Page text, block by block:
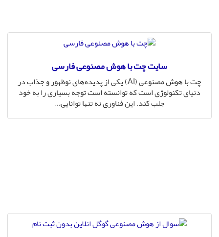
سایت چت با هوش مصنوعی فارسی
چت با هوش مصنوعی (AI) یکی از پدیده‌های نوظهور و جذاب در
دنیای تکنولوژی است که توانسته است توجه بسیاری را به خود
جلب کند. این فناوری نه تنها توانایی…